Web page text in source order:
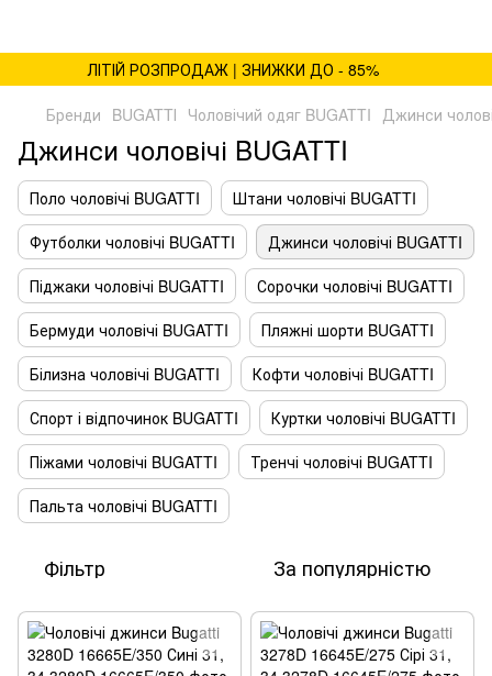
ЛІТІЙ РОЗПРОДАЖ | ЗНИЖКИ ДО - 85%
Бренди BUGATTІ Чоловічий одяг BUGATTI Джинси
Джинси чоловічі BUGATTI
Поло чоловічі BUGATTI
Штани чоловічі BUGATTI
Футболки чоловічі BUGATTI
Джинси чоловічі BUGATTI
Піджаки чоловічі BUGATTI
Сорочки чоловічі BUGATTI
Бермуди чоловічі BUGATTI
Пляжні шорти BUGATTI
Білизна чоловічі BUGATTI
Кофти чоловічі BUGATTI
Спорт і відпочинок BUGATTI
Куртки чоловічі BUGATTI
Піжами чоловічі BUGATTI
Тренчі чоловічі BUGATTI
Пальта чоловічі BUGATTI
Фільтр За популярністю